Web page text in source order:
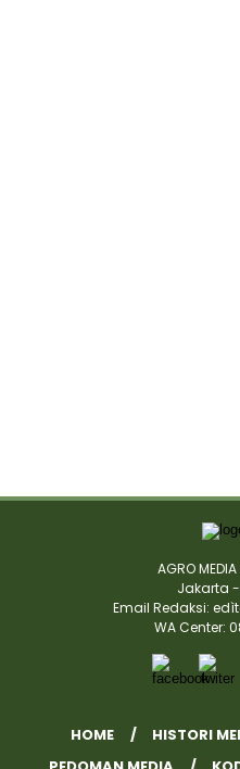
AGRO
Jakarta
Email Redaksi:
WA Center:
HOME HISTORI